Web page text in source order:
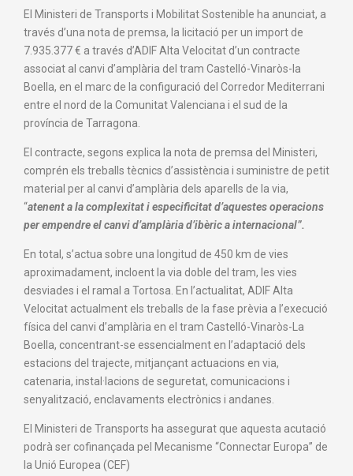
El Ministeri de Transports i Mobilitat Sostenible ha anunciat, a
través d’una nota de premsa, la licitació per un import de
7.935.377 € a través d’ADIF Alta Velocitat d’un contracte
associat al canvi d’amplària del tram Castelló-Vinaròs-la
Boella, en el marc de la configuració del Corredor Mediterrani
entre el nord de la Comunitat Valenciana i el sud de la
província de Tarragona.
El contracte, segons explica la nota de premsa del Ministeri,
comprén els treballs tècnics d’assistència i suministre de petit
material per al canvi d’amplària dels aparells de la via,
“atenent a la complexitat i especificitat d’aquestes operacions
per empendre el canvi d’amplària d’ibèric a internacional”.
En total, s’actua sobre una longitud de 450 km de vies
aproximadament, incloent la via doble del tram, les vies
desviades i el ramal a Tortosa. En l’actualitat, ADIF Alta
Velocitat actualment els treballs de la fase prèvia a l’execució
física del canvi d’amplària en el tram Castelló-Vinaròs-La
Boella, concentrant-se essencialment en l’adaptació dels
estacions del trajecte, mitjançant actuacions en via,
catenaria, instal·lacions de seguretat, comunicacions i
senyalització, enclavaments electrònics i andanes.
El Ministeri de Transports ha assegurat que aquesta acutació
podrà ser cofinançada pel Mecanisme “Connectar Europa” de
la Unió Europea (CEF)